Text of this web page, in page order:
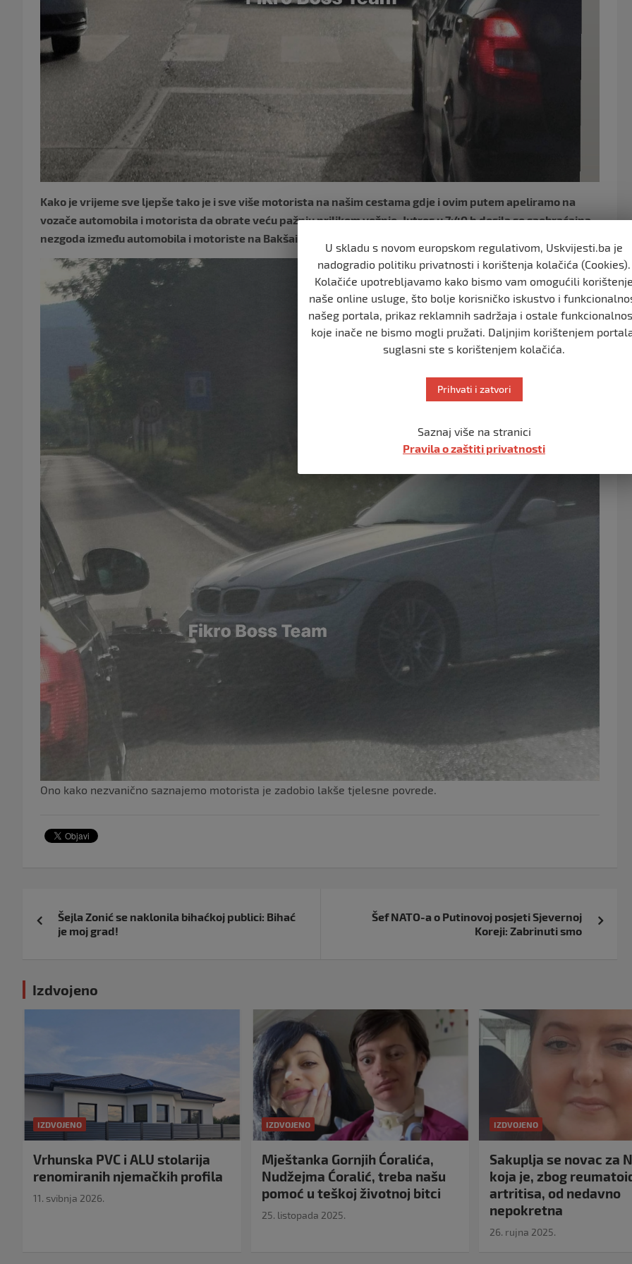
Kako je vrijeme sve ljepše tako je i sve više motorista na našim cestama gdje i ovim putem apeliramo na
vozače automobila i motorista da obrate veću pažnju prilikom vožnje. Jutros u 7:40 h desila se saobraćajna
nezgoda između automobila i motoriste na Bakšaiškom mostu.
Ono kako nezvanično saznajemo motorista je zadobio lakše tjelesne povrede.
objava
Šejla Zonić se naklonila bihaćkoj publici: Bihać
je moj grad!
Šef NATO-a o Putinovoj posjeti Sjevernoj
Koreji: Zabrinuti smo
Izdvojeno
IZDVOJENO
Vrhunska PVC i ALU stolarija
renomiranih njemačkih profila
11. svibnja 2026.
IZDVOJENO
Mještanka Gornjih Ćoralića,
Nudžejma Ćoralić, treba našu
pomoć u teškoj životnoj bitci
25. listopada 2025.
IZDVOJENO
Sakuplja se novac za
koja je, zbog
artritisa, od nedavno
nepokretna
26. rujna 2025.
U skladu s novom europskom regulativom, Uskvijesti.ba je
nadogradio politiku privatnosti i korištenja kolačića (Cookies).
Kolačiće upotrebljavamo kako bismo vam omogućili
naše online usluge, što bolje korisničko iskustvo i
našeg portala, prikaz reklamnih sadržaja i ostale
koje inače ne bismo mogli pružati. Daljnjim korištenjem
suglasni ste s korištenjem kolačića.
Prihvati i zatvori
Saznaj više na stranici
Pravila o zaštiti privatnosti